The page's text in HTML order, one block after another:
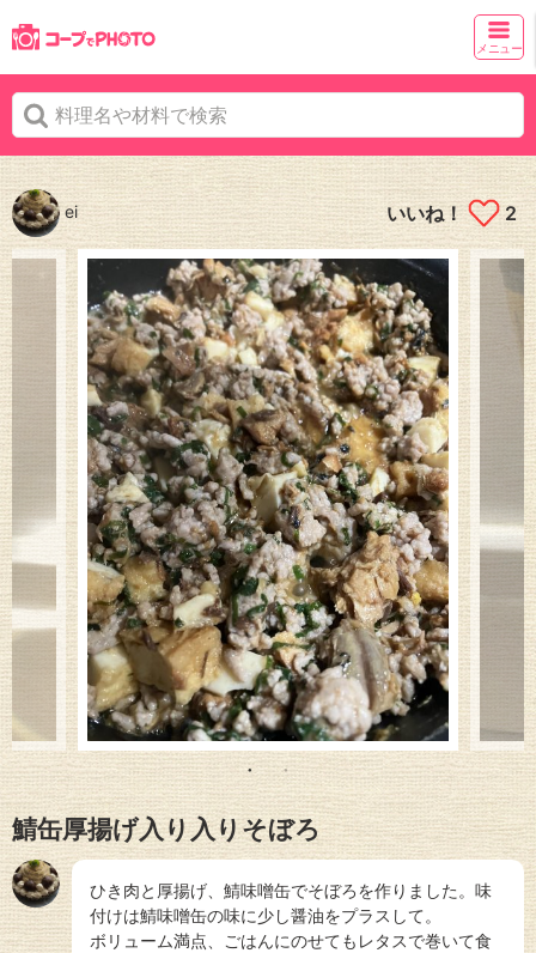
メニュー
ei いいね！ 2
鯖缶厚揚げ入り入りそぼろ
ひき肉と厚揚げ、鯖味噌缶でそぼろを作りました。味
付けは鯖味噌缶の味に少し醤油をプラスして。
ボリューム満点、ごはんにのせてもレタスで巻いて食